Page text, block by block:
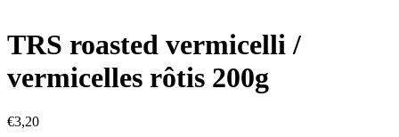
TRS roasted vermicelli /
vermicelles rôtis 200g
€3,20